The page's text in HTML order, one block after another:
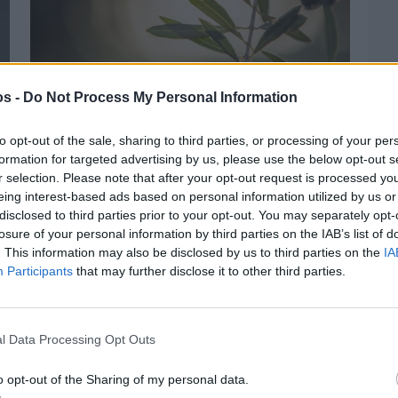
- Do Not Process My Personal Information
opt-out of the sale, sharing to third parties, or processing of your
for targeted advertising by us, please use the below opt-out
selection. Please note that after your opt-out request is processed
interest-based ads based on personal information utilized by us
to third parties prior to your opt-out. You may separately
of your personal information by third parties on the IAB’s list of
This information may also be disclosed by us to third parties on the
Participants that may further disclose it to other third parties.
Data Processing Opt Outs
opt-out of the Sharing of my personal data.
Πριν 3 ημέρες
Ελαιοκομικό Μητρώο: Ξεκινά η
προετοιμασία των ελαιοπαραγωγών στη
Χίο